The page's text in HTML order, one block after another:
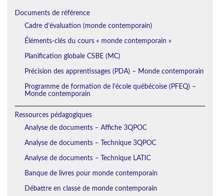
Documents de référence
Cadre d’évaluation (monde contemporain)
Éléments-clés du cours « monde contemporain »
Planification globale CSBE (MC)
Précision des apprentissages (PDA) – Monde contemporain
Programme de formation de l’école québécoise (PFEQ) –
Monde contemporain
Ressources pédagogiques
Analyse de documents – Affiche 3QPOC
Analyse de documents – Technique 3QPOC
Analyse de documents – Technique LATIC
Banque de livres pour monde contemporain
Débattre en classe de monde contemporain